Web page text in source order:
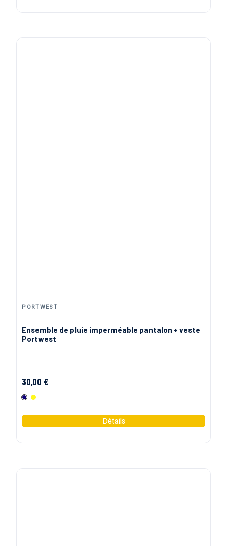
PORTWEST
Ensemble de pluie imperméable pantalon + veste
Portwest
30,00 €
MarineJaune